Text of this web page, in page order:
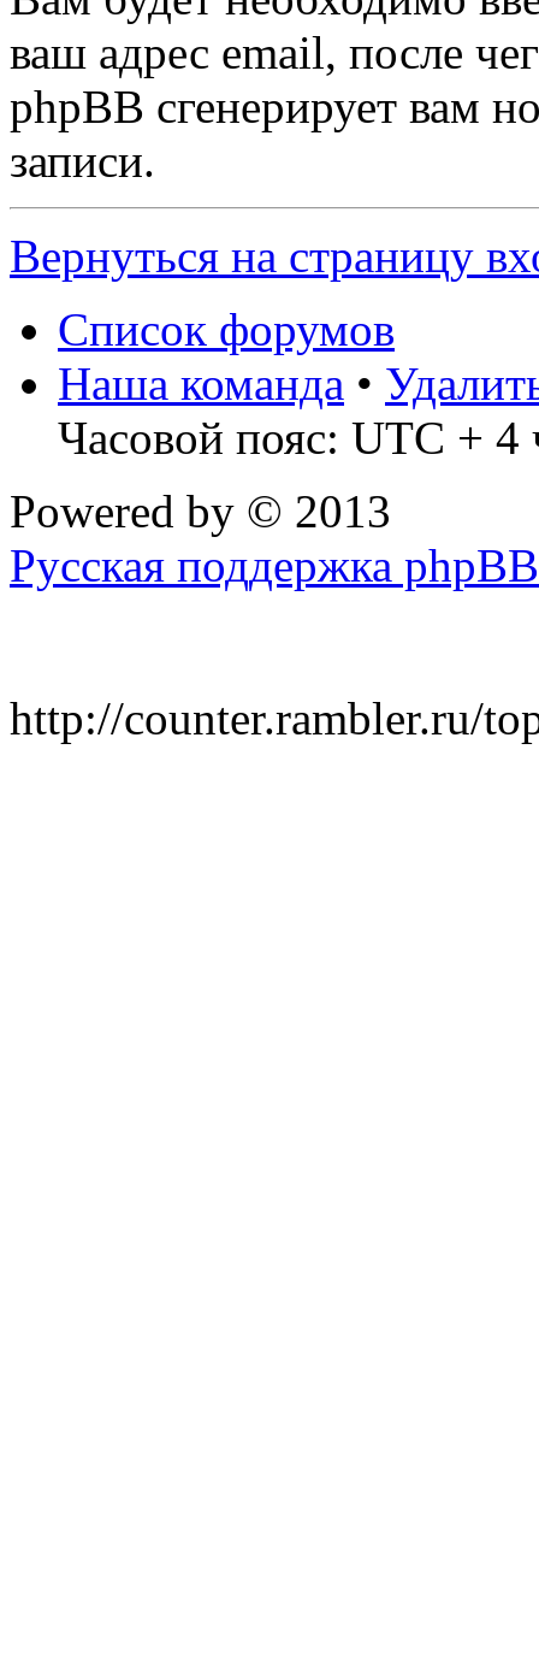
ваш адрес email, после
phpBB сгенерирует вам
записи.
Вернуться на страницу
Список форумов
Наша команда •
Часовой пояс: UTC + 4
Powered by © 2013
Русская поддержка phpBB
http://counter.rambler.ru/